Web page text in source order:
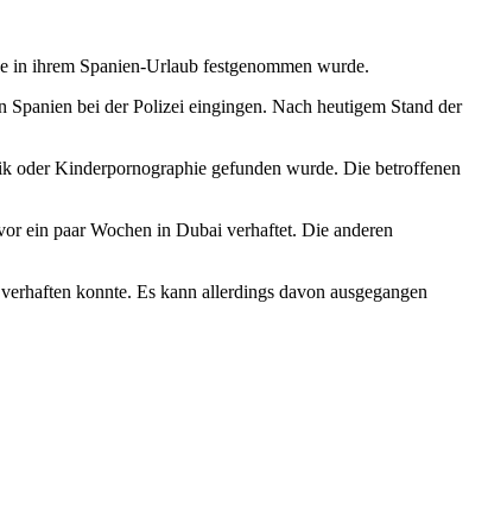
in ihrem Spanien-Urlaub festgenommen wurde.
bei der Polizei eingingen. Nach heutigem Stand der
oder Kinderpornographie gefunden wurde. Die betroffenen
ein paar Wochen in Dubai verhaftet. Die anderen
konnte. Es kann allerdings davon ausgegangen